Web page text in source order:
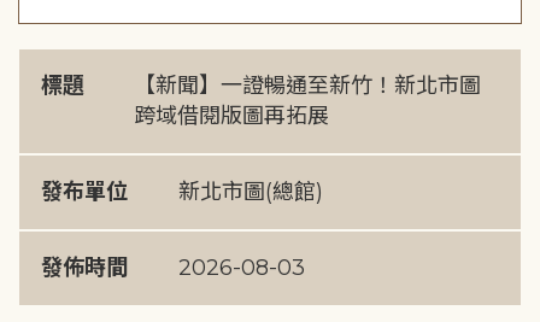
標題
【新聞】一證暢通至新竹！新北市圖
跨域借閱版圖再拓展
發布單位 新北市圖(總館)
發佈時間 2026-08-03